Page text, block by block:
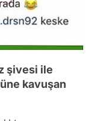
şivesi ile
kavuşan